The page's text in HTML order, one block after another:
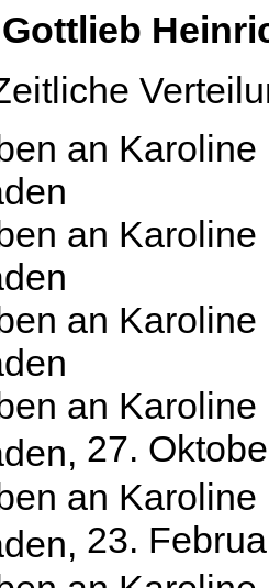
an Karoline
an Karoline
an Karoline
an Karoline
27.
an Karoline
23.